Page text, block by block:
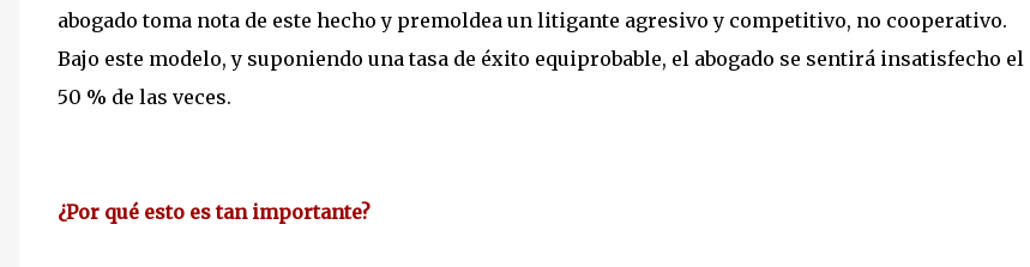
abogado toma nota de este hecho y premoldea un litigante agresivo y competitivo, no cooperativo.
Bajo este modelo, y suponiendo una tasa de éxito equiprobable, el abogado se sentirá insatisfecho el
50 % de las veces.
¿Por qué esto es tan importante?